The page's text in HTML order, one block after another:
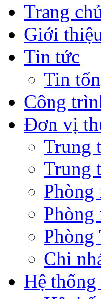
Trang
Giới
Tin tức
Tin
Công
Đơn vị
Trung
Trung
Phòng
Phòng
Chi
Hệ